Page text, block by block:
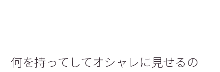
何を持ってしてオシャレに見せるの